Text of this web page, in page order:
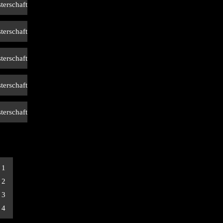
4